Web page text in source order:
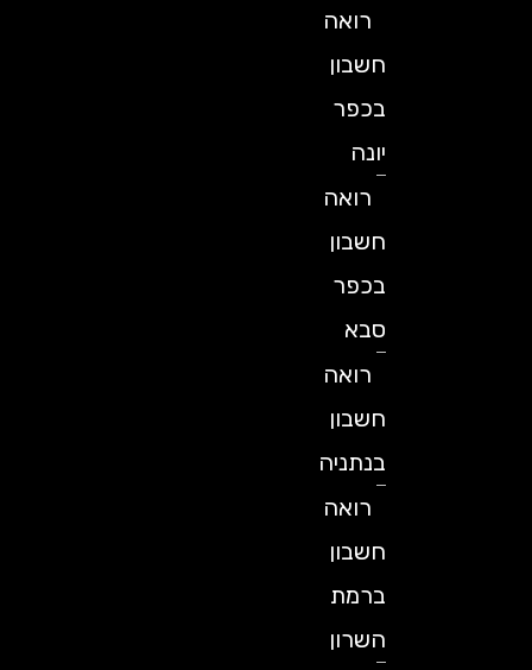
רואה
חשבון
בכפר
רואה
חשבון
בכפר
רואה
חשבון
בנתניה
רואה
חשבון
ברמת
השרון